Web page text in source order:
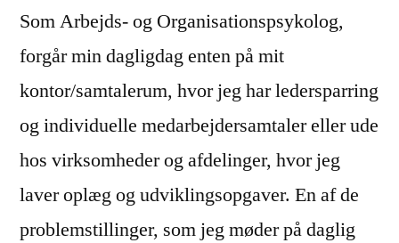
Som Arbejds- og Organisationspsykolog,
forgår min dagligdag enten på mit
kontor/samtalerum, hvor jeg har ledersparring
og individuelle medarbejdersamtaler eller ude
hos virksomheder og afdelinger, hvor jeg
laver oplæg og udviklingsopgaver. En af de
problemstillinger, som jeg møder på daglig